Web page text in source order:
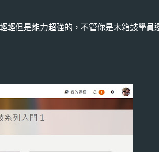
輕但是能力超強的，不管你是木箱鼓學員